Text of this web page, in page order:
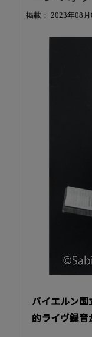
掲載： 2023年08
バイエルン国
的ライヴ録音